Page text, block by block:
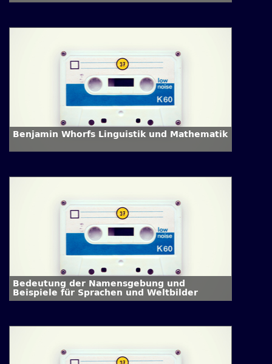
Benjamin Whorfs Linguistik und Mathematik
Bedeutung der Namensgebung und
Beispiele für Sprachen und Weltbilder